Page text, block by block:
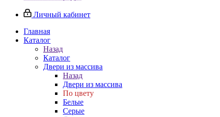
Личный кабинет
Главная
Каталог
Назад
Каталог
Двери из массива
Назад
Двери из массива
По цвету
Белые
Серые